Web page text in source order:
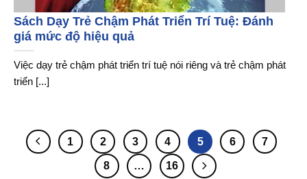
Sách Dạy Trẻ Chậm Phát Triển Trí Tuệ: Đánh
giá mức độ hiệu quả
Việc dạy trẻ chậm phát triển trí tuệ nói riêng và trẻ chậm phát
triển [...]
1 2 3 4 5 6 7
8 … 16